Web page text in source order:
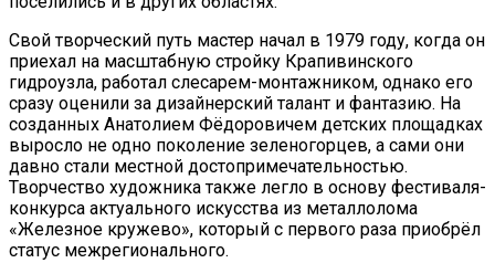
Свой творческий путь мастер начал в 1979 году, когда он
приехал на масштабную стройку Крапивинского
гидроузла, работал слесарем-монтажником, однако его
сразу оценили за дизайнерский талант и фантазию. На
созданных Анатолием Фёдоровичем детских площадках
выросло не одно поколение зеленогорцев, а сами они
давно стали местной достопримечательностью.
Творчество художника также легло в основу фестиваля-
конкурса актуального искусства из металлолома
«Железное кружево», который с первого раза приобрёл
статус межрегионального.